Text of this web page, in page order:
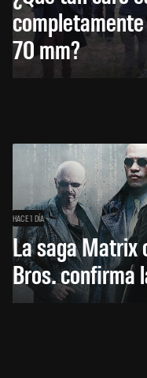
70 mm?
HACE 1 DÍA
La saga Matrix
Bros. confirma